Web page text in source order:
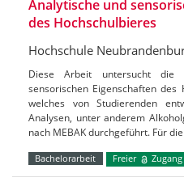
Analytische und
des Hochschulbieres
Hochschule
Diese Arbeit untersucht die
sensorischen Eigenschaften des
welches von Studierenden
Analysen, unter anderem
nach MEBAK durchgeführt. Für
Bachelorarbeit Freier Zugang